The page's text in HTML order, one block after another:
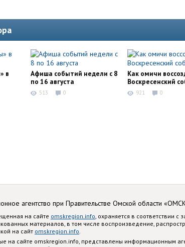
в
Афиша событий недели с 8
по 16 августа
513 0
Как омичи
Воскресенский
921 0
агентство при Правительстве Омской области
на сайте omskregion.info , охраняется в соответствии с
материалов, в том числе воспроизведение,
на сайт omskregion.info
на сайте omskregion.info, представлены информационным